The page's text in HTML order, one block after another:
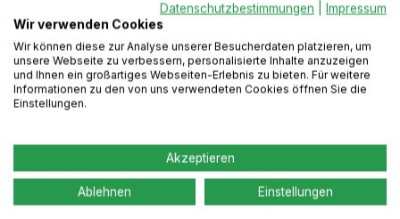
51,49 €
Preise inkl. MwSt. zzgl. Versandkosten
Sofort verfügbar, Lieferzeit: 2-5 Werktage
auswählen
Datenschutzbestimmungen
Impressum
Wir verwenden Cookies
Wir können diese zur Analyse unserer Besucherdaten platzieren, um
unsere Webseite zu verbessern, personalisierte Inhalte anzuzeigen
und Ihnen ein großartiges Webseiten-Erlebnis zu bieten. Für weitere
Informationen zu den von uns verwendeten Cookies öffnen Sie die
Einstellungen.
Akzeptieren
Ablehnen Einstellungen